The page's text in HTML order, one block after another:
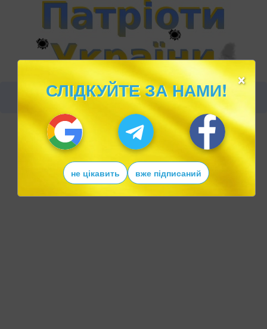
×
СЛІДКУЙТЕ ЗА НАМИ!
не цікавить вже підписаний